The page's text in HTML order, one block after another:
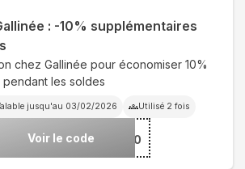
: -10% supplémentaires
chez Gallinée pour économiser 10%
les soldes
jusqu'au 03/02/2026 Utilisé 2 fois
Voir le code***RA10